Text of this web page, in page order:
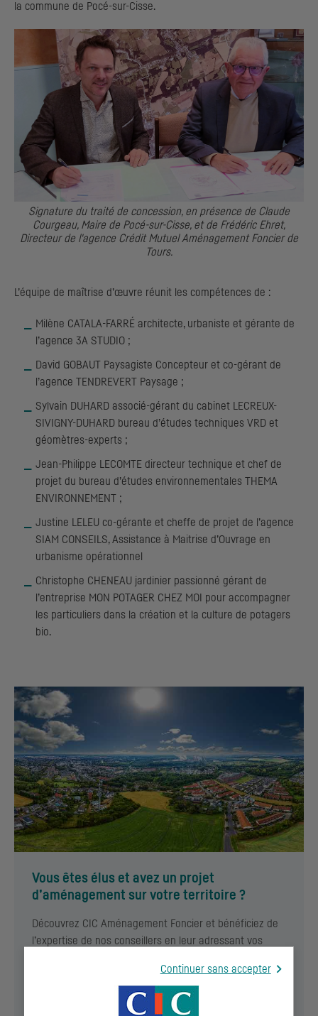
Vous êtes élus et avez un projet
d’aménagement sur votre territoire ?
Découvrez CIC Aménagement Foncier et bénéficiez de
l’expertise de nos conseillers en leur adressant vos
la commune de Pocé-sur-Cisse.
Signature du traité de concession, en présence de Claude
Courgeau, Maire de Pocé-sur-Cisse, et de Frédéric Ehret,
Directeur de l'agence Crédit Mutuel Aménagement Foncier de
Tours.
L’équipe de maîtrise d’œuvre réunit les compétences de :
Milène CATALA-FARRÉ architecte, urbaniste et gérante de
l’agence 3A STUDIO ;
David GOBAUT Paysagiste Concepteur et co-gérant de
l’agence TENDREVERT Paysage ;
Sylvain DUHARD associé-gérant du cabinet LECREUX-
SIVIGNY-DUHARD bureau d’études techniques VRD et
géomètres-experts ;
Jean-Philippe LECOMTE directeur technique et chef de
projet du bureau d’études environnementales THEMA
ENVIRONNEMENT ;
Justine LELEU co-gérante et cheffe de projet de l’agence
SIAM CONSEILS, Assistance à Maitrise d’Ouvrage en
urbanisme opérationnel
Christophe CHENEAU jardinier passionné gérant de
l’entreprise MON POTAGER CHEZ MOI pour accompagner
les particuliers dans la création et la culture de potagers
bio.
Continuer sans accepter